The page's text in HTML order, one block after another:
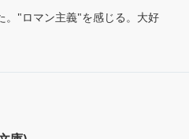
。"ロマン主義"を感じる。大好